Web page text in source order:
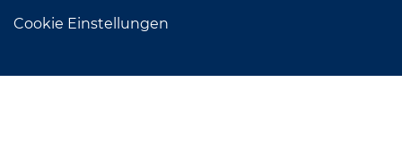
Cookie Einstellungen